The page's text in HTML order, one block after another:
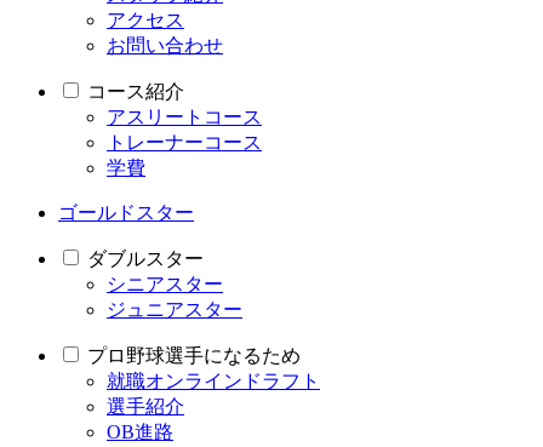
アクセス
お問い合わせ
コース紹介
アスリートコース
トレーナーコース
学費
ゴールドスター
ダブルスター
シニアスター
ジュニアスター
プロ野球選手になるため
就職オンラインドラフト
選手紹介
OB進路